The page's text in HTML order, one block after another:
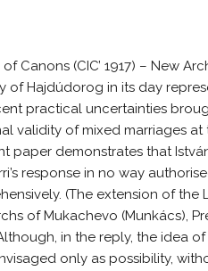
Canons (CIC’ 1917) – New
of Hajdúdorog in its day
practical uncertainties
validity of mixed marriages at
paper demonstrates that
response in no way
(The extension of the
of Mukachevo (Munkács),
in the reply, the idea
only as possibility,